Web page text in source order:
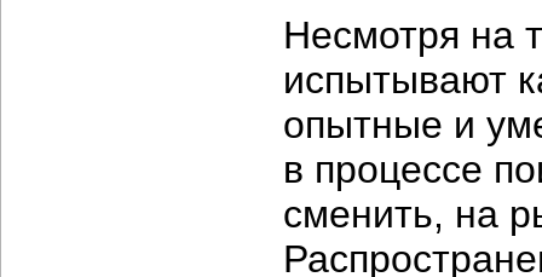
Несмотря на
испытывают
опытные и
в процессе
сменить, на